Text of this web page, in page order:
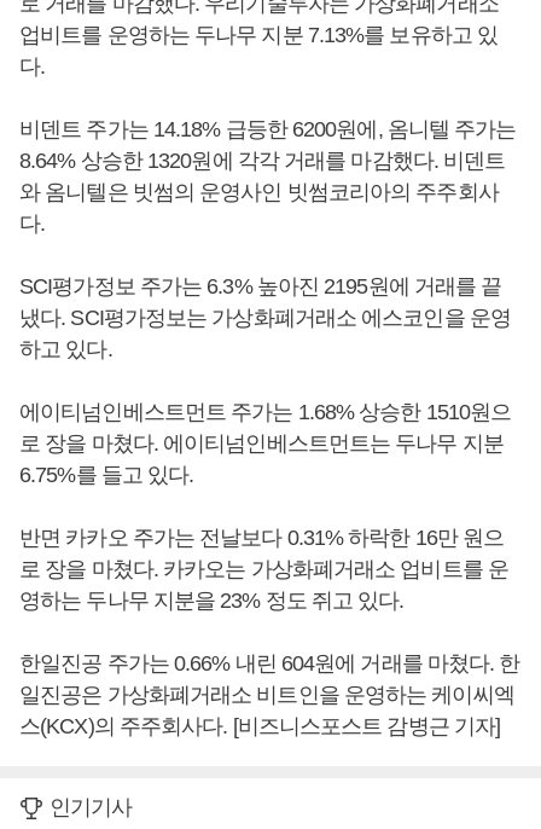
업비트를 운영하는 두나무 지분 7.13%를 보유하고 있
다.
비덴트 주가는 14.18% 급등한 6200원에, 옴니텔 주가는
8.64% 상승한 1320원에 각각 거래를 마감했다. 비덴트
와 옴니텔은 빗썸의 운영사인 빗썸코리아의 주주회사
다.
SCI평가정보 주가는 6.3% 높아진 2195원에 거래를 끝
냈다. SCI평가정보는 가상화폐거래소 에스코인을 운영
하고 있다.
에이티넘인베스트먼트 주가는 1.68% 상승한 1510원으
로 장을 마쳤다. 에이티넘인베스트먼트는 두나무 지분
6.75%를 들고 있다.
반면 카카오 주가는 전날보다 0.31% 하락한 16만 원으
로 장을 마쳤다. 카카오는 가상화폐거래소 업비트를 운
영하는 두나무 지분을 23% 정도 쥐고 있다.
한일진공 주가는 0.66% 내린 604원에 거래를 마쳤다. 한
일진공은 가상화폐거래소 비트인을 운영하는 케이씨엑
스(KCX)의 주주회사다. [비즈니스포스트 감병근 기자]
인기기사